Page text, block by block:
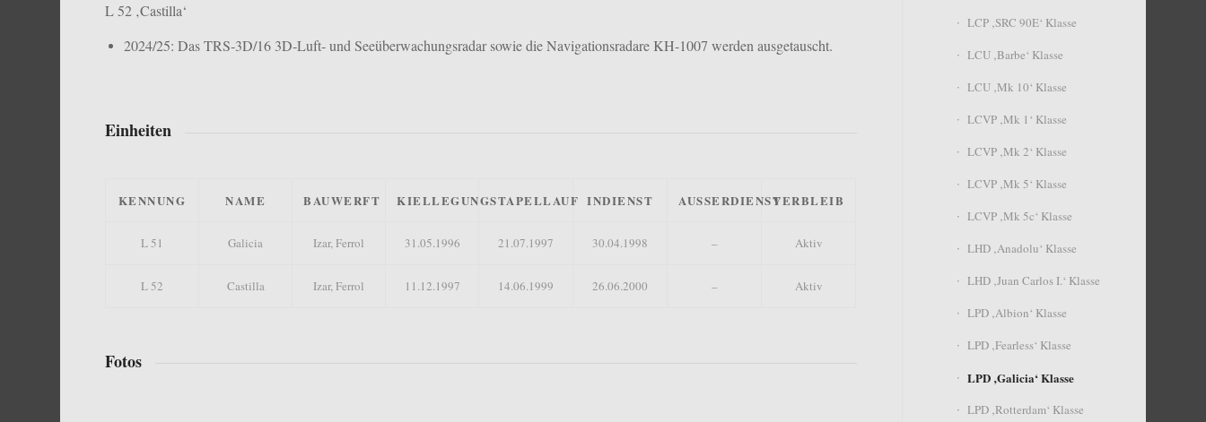
L 52 ‚Castilla‘
2024/25: Das TRS‑3D/16 3D‑Luft‑ und Seeüberwachungsradar sowie die Navigationsradare KH-1007 werden ausgetauscht.
Einheiten
KENNUNG NAME BAUWERFT KIELLEGUNGSTAPELLAUF INDIENST AUSSERDIENSTVERBLEIB
L 51 Galicia Izar, Ferrol 31.05.1996 21.07.1997 30.04.1998 – Aktiv
L 52 Castilla Izar, Ferrol 11.12.1997 14.06.1999 26.06.2000 – Aktiv
Fotos
LCP ‚SRC 90E‘ Klasse
LCU ‚Barbe‘ Klasse
LCU ‚Mk 10‘ Klasse
LCVP ‚Mk 1‘ Klasse
LCVP ‚Mk 2‘ Klasse
LCVP ‚Mk 5‘ Klasse
LCVP ‚Mk 5c‘ Klasse
LHD ‚Anadolu‘ Klasse
LHD ‚Juan Carlos I.‘ Klasse
LPD ‚Albion‘ Klasse
LPD ‚Fearless‘ Klasse
LPD ‚Galicia‘ Klasse
LPD ‚Rotterdam‘ Klasse